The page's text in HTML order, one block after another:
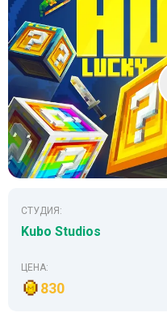
СТУДИЯ:
Kubo Studios
ЦЕНА:
830